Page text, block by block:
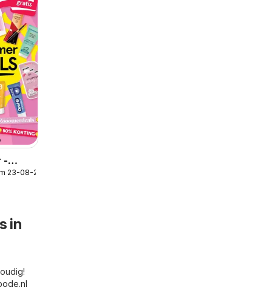
-
23-08-2026
in